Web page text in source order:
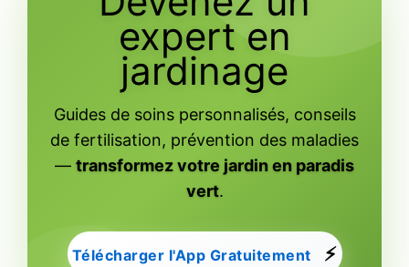
expert en
jardinage
Guides de soins personnalisés, conseils
de fertilisation, prévention des maladies
— transformez votre jardin en paradis
vert.
Télécharger l'App Gratuitement ⚡